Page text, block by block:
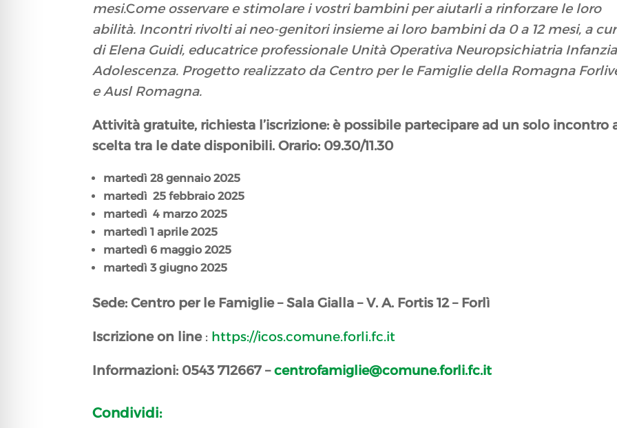
mesi.Come osservare e stimolare i vostri bambini per aiutarli a rinforzare le loro
abilità. Incontri rivolti ai neo-genitori insieme ai loro bambini da 0 a 12 mesi, a
di Elena Guidi, educatrice professionale Unità Operativa Neuropsichiatria
Adolescenza. Progetto realizzato da Centro per le Famiglie della Romagna
e Ausl Romagna.
Attività gratuite, richiesta l’iscrizione: è possibile partecipare ad un solo incontro
scelta tra le date disponibili.Orario: 09.30/11.30
martedì 28 gennaio 2025
martedì 25 febbraio 2025
martedì 4 marzo 2025
martedì 1 aprile 2025
martedì 6 maggio 2025
martedì 3 giugno 2025
Sede: Centro per le Famiglie – Sala Gialla – V. A. Fortis 12 – Forlì
Iscrizioneon line: https://icos.comune.forli.fc.it
Informazioni: 0543 712667 –centrofamiglie@comune.forli.fc.it
Condividi: